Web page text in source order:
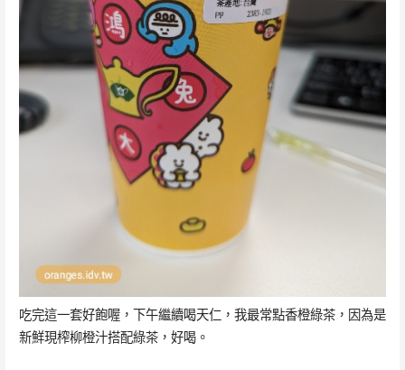
吃完這一套好飽喔，下午繼續喝天仁，我最常點香橙綠茶，因為是
新鮮現榨柳橙汁搭配綠茶，好喝。